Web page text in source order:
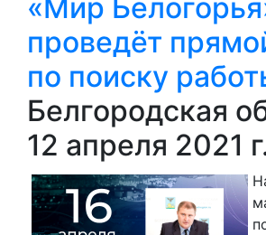
«Мир
проведёт
по поиску
Белгородская
12 апреля 2021